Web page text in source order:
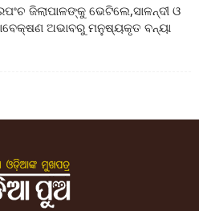
ଜିଲାପାଳଙ୍କୁ ଭେଟିଲେ,ସାଳନ୍ଦୀ ଓ
ଅଭାବରୁ ମନୁଷ୍ୟକୃତ ବନ୍ୟା